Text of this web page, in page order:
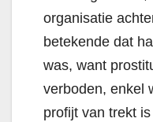
organisatie
betekende dat
was, want
verboden, enkel
profijt van trekt